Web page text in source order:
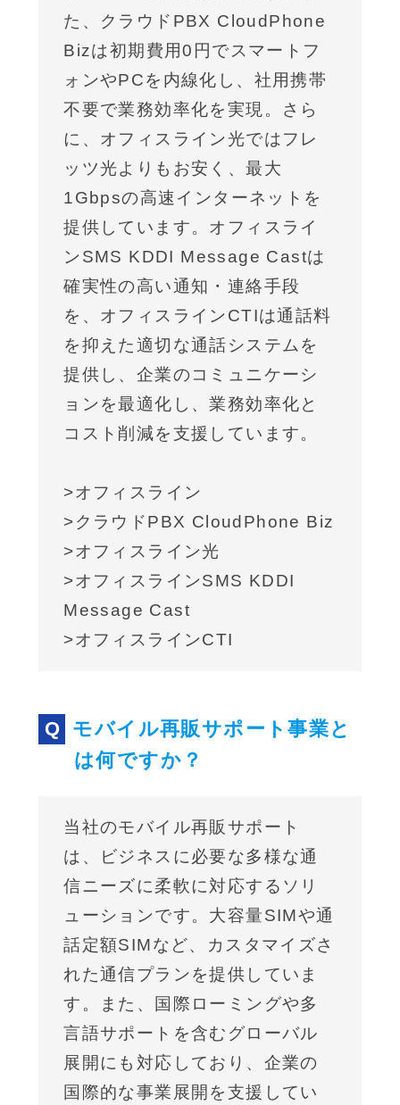
た、クラウドPBX CloudPhone
Bizは初期費用0円でスマートフ
ォンやPCを内線化し、社用携帯
不要で業務効率化を実現。さら
に、オフィスライン光ではフレ
ッツ光よりもお安く、最大
1Gbpsの高速インターネットを
提供しています。オフィスライ
ンSMS KDDI Message Castは
確実性の高い通知・連絡手段
を、オフィスラインCTIは通話料
を抑えた適切な通話システムを
提供し、企業のコミュニケーシ
ョンを最適化し、業務効率化と
コスト削減を支援しています。
>オフィスライン
>クラウドPBX CloudPhone Biz
>オフィスライン光
>オフィスラインSMS KDDI
Message Cast
>オフィスラインCTI
モバイル再販サポート事業と
は何ですか？
当社のモバイル再販サポート
は、ビジネスに必要な多様な通
信ニーズに柔軟に対応するソリ
ューションです。大容量SIMや通
話定額SIMなど、カスタマイズさ
れた通信プランを提供していま
す。また、国際ローミングや多
言語サポートを含むグローバル
展開にも対応しており、企業の
国際的な事業展開を支援してい